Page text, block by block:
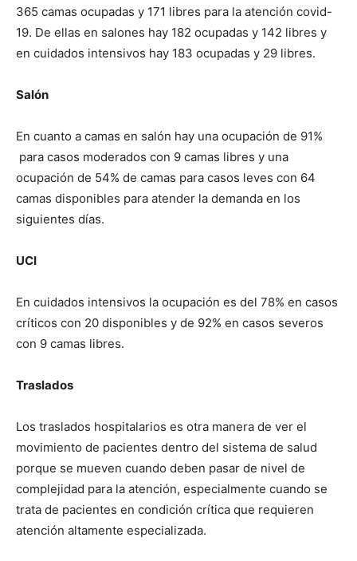
365 camas ocupadas y 171 libres para la atención covid-
19. De ellas en salones hay 182 ocupadas y 142 libres y
en cuidados intensivos hay 183 ocupadas y 29 libres.
Salón
En cuanto a camas en salón hay una ocupación de 91%
para casos moderados con 9 camas libres y una
ocupación de 54% de camas para casos leves con 64
camas disponibles para atender la demanda en los
siguientes días.
UCI
En cuidados intensivos la ocupación es del 78% en casos
críticos con 20 disponibles y de 92% en casos severos
con 9 camas libres.
Traslados
Los traslados hospitalarios es otra manera de ver el
movimiento de pacientes dentro del sistema de salud
porque se mueven cuando deben pasar de nivel de
complejidad para la atención, especialmente cuando se
trata de pacientes en condición crítica que requieren
atención altamente especializada.